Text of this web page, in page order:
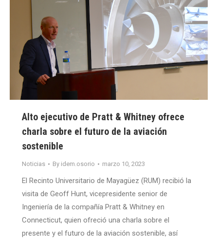
Alto ejecutivo de Pratt & Whitney ofrece
charla sobre el futuro de la aviación
sostenible
Noticias By idem.osorio marzo 10, 2023
El Recinto Universitario de Mayagüez (RUM) recibió la
visita de Geoff Hunt, vicepresidente senior de
Ingeniería de la compañía Pratt & Whitney en
Connecticut, quien ofreció una charla sobre el
presente y el futuro de la aviación sostenible, así